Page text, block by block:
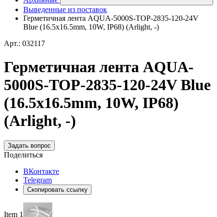
Выведенные из поставок
Герметичная лента AQUA-5000S-TOP-2835-120-24V
Blue (16.5х16.5mm, 10W, IP68) (Arlight, -)
Арт.: 032117
Герметичная лента AQUA-
5000S-TOP-2835-120-24V Blue
(16.5х16.5mm, 10W, IP68)
(Arlight, -)
Задать вопрос
Поделиться
ВКонтакте
Telegram
Скопировать ссылку
Item 1 of 3